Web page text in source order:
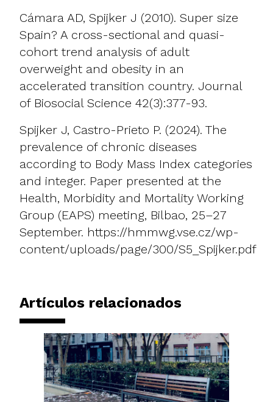
Cámara AD, Spijker J (2010). Super size
Spain? A cross-sectional and quasi-
cohort trend analysis of adult
overweight and obesity in an
accelerated transition country. Journal
of Biosocial Science 42(3):377-93.
Spijker J, Castro-Prieto P. (2024). The
prevalence of chronic diseases
according to Body Mass Index categories
and integer. Paper presented at the
Health, Morbidity and Mortality Working
Group (EAPS) meeting, Bilbao, 25–27
September. https://hmmwg.vse.cz/wp-
content/uploads/page/300/S5_Spijker.pdf
Artículos relacionados